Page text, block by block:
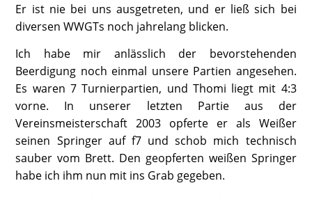
Er ist nie bei uns ausgetreten, und er ließ sich bei
diversen WWGTs noch jahrelang blicken.
Ich habe mir anlässlich der bevorstehenden
Beerdigung noch einmal unsere Partien angesehen.
Es waren 7 Turnierpartien, und Thomi liegt mit 4:3
vorne. In unserer letzten Partie aus der
Vereinsmeisterschaft 2003 opferte er als Weißer
seinen Springer auf f7 und schob mich technisch
sauber vom Brett. Den geopferten weißen Springer
habe ich ihm nun mit ins Grab gegeben.